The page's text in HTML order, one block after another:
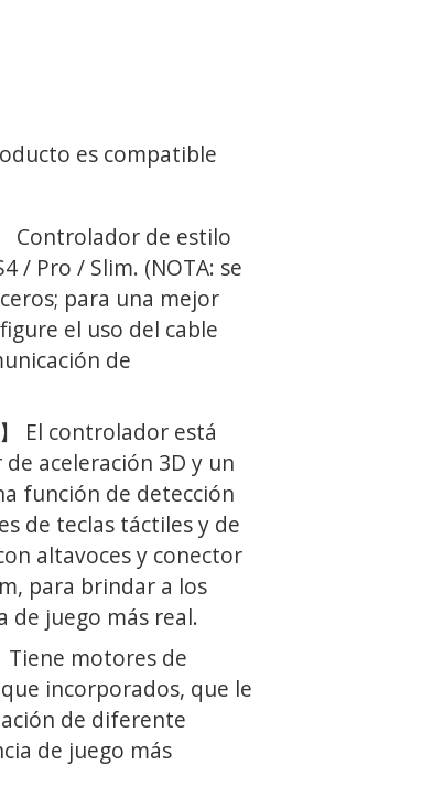
es compatible
Controlador de estilo
/ Pro / Slim. (NOTA: se
para una mejor
el uso del cable
de
El controlador está
aceleración 3D y un
función de detección
de teclas táctiles y de
altavoces y conector
para brindar a los
de juego más real.
Tiene motores de
incorporados, que le
de diferente
de juego más